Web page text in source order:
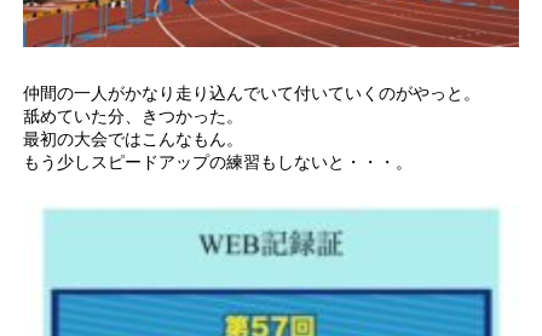
仲間の一人がかなり走り込んでいて付いていくのがやっと。
舐めていた分、きつかった。
最初の大会ではこんなもん。
もう少しスピードアップの練習もしないと・・・。